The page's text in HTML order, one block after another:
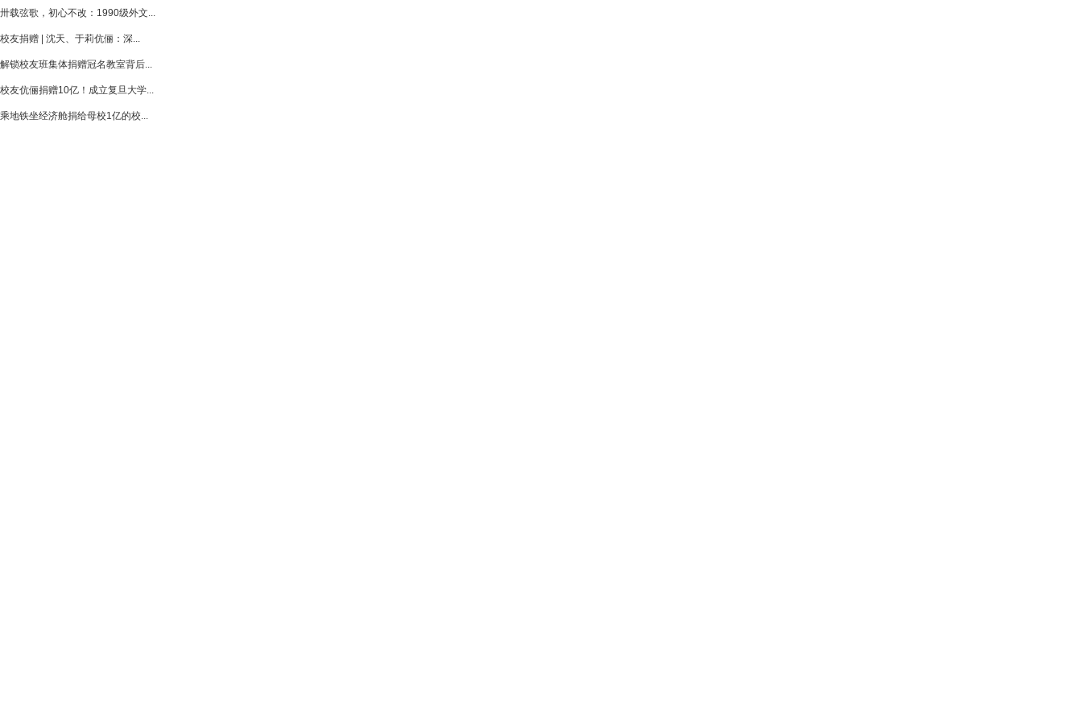
卅载弦歌，初心不改：1990级外文...
校友捐赠 | 沈天、于莉伉俪：深...
解锁校友班集体捐赠冠名教室背后...
校友伉俪捐赠10亿！成立复旦大学...
乘地铁坐经济舱捐给母校1亿的校...